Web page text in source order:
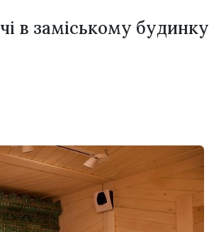
в заміському будинку